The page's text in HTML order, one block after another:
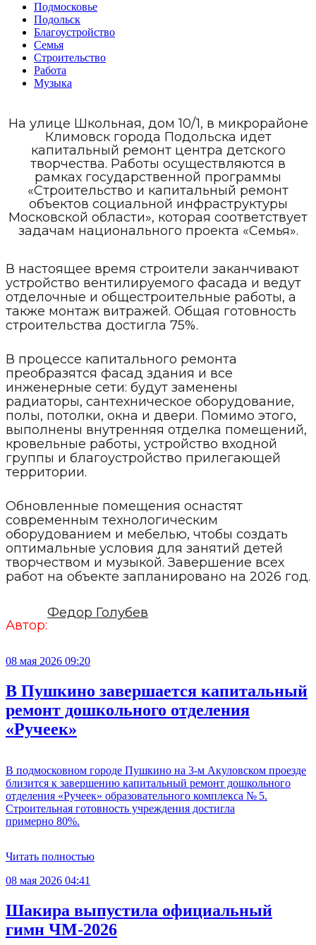
Подмосковье
Подольск
Благоустройство
Семья
Строительство
Работа
Музыка
На улице Школьная, дом 10/1, в микрорайоне
Климовск города Подольска идет
капитальный ремонт центра детского
творчества. Работы осуществляются в
рамках государственной программы
«Строительство и капитальный ремонт
объектов социальной инфраструктуры
Московской области», которая соответствует
задачам национального проекта «Семья».
В настоящее время строители заканчивают
устройство вентилируемого фасада и ведут
отделочные и общестроительные работы, а
также монтаж витражей. Общая готовность
строительства достигла 75%.
В процессе капитального ремонта
преобразятся фасад здания и все
инженерные сети: будут заменены
радиаторы, сантехническое оборудование,
полы, потолки, окна и двери. Помимо этого,
выполнены внутренняя отделка помещений,
кровельные работы, устройство входной
группы и благоустройство прилегающей
территории.
Обновленные помещения оснастят
современным технологическим
оборудованием и мебелью, чтобы создать
оптимальные условия для занятий детей
творчеством и музыкой. Завершение всех
работ на объекте запланировано на 2026 год.
Автор:
Федор Голубев
08 мая 2026 09:20
В Пушкино завершается капитальный
ремонт дошкольного отделения
«Ручеек»
В подмосковном городе Пушкино на 3-м Акуловском проезде
близится к завершению капитальный ремонт дошкольного
отделения «Ручеек» образовательного комплекса № 5.
Строительная готовность учреждения достигла
примерно 80%.
Читать полностью
08 мая 2026 04:41
Шакира выпустила официальный
гимн ЧМ-2026